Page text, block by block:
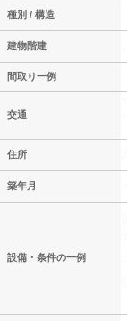
種別 / 構造
建物階建
間取り一例
交通
住所
築年月
設備・条件の一例